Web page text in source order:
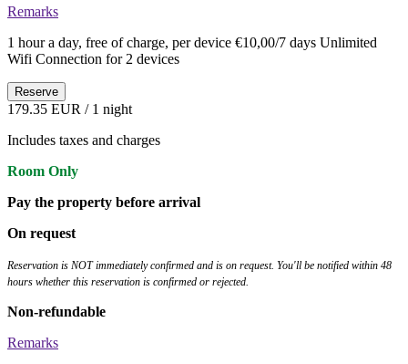
Remarks
1 hour a day, free of charge, per device €10,00/7 days Unlimited
Wifi Connection for 2 devices
Reserve
179.35 EUR / 1 night
Includes taxes and charges
Room Only
Pay the property before arrival
On request
Reservation is NOT immediately confirmed and is on request. You'll be notified within 48
hours whether this reservation is confirmed or rejected.
Non-refundable
Remarks